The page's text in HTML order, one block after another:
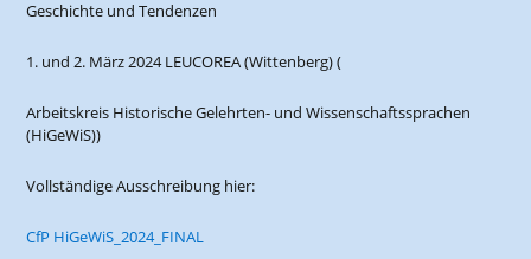
Geschichte und Tendenzen
1. und 2. März 2024 LEUCOREA (Wittenberg) (
Arbeitskreis Historische Gelehrten- und Wissenschaftssprachen
(HiGeWiS))
Vollständige Ausschreibung hier:
CfP HiGeWiS_2024_FINAL